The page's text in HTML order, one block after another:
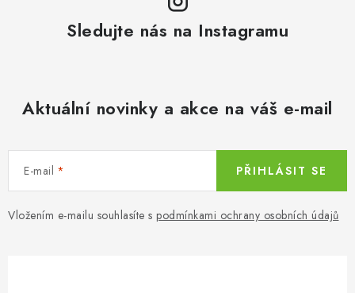
Sledujte nás na Instagramu
Aktuální novinky a akce na váš e-mail
E-mail
Vložením e-mailu souhlasíte s podmínkami ochrany osobních údajů
PŘIHLÁSIT SE